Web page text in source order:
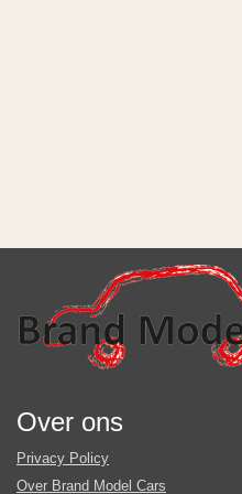
Over ons
Privacy Policy
Over Brand Model Cars